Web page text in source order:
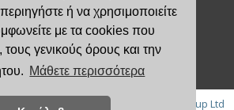
ή να χρησιμοποιείτε
με τα cookies που
γενικούς όρους και την
Μάθετε περισσότερα
6981791141
-